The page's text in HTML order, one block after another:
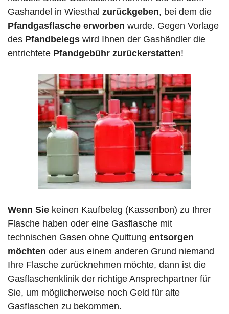
Gashandel in Wiesthal zurückgeben, bei dem die
Pfandgasflasche erworben wurde. Gegen Vorlage
des Pfandbelegs wird Ihnen der Gashändler die
entrichtete Pfandgebühr zurückerstatten!
Wenn Sie keinen Kaufbeleg (Kassenbon) zu Ihrer
Flasche haben oder eine Gasflasche mit
technischen Gasen ohne Quittung entsorgen
möchten oder aus einem anderen Grund niemand
Ihre Flasche zurücknehmen möchte, dann ist die
Gasflaschenklinik der richtige Ansprechpartner für
Sie, um möglicherweise noch Geld für alte
Gasflaschen zu bekommen.